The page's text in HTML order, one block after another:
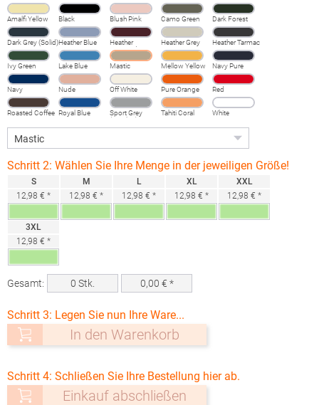
Amalfi Yellow Black Blush Pink Camo Green Dark Forest
Dark Grey (Solid)Heather Blue
Heather
Burgundy
Heather Grey
Fog
Heather Tarmac
Ivy Green Lake Blue Mastic Mellow Yellow Navy Pure
Navy Nude Off White Pure Orange Red
Roasted Coffee Royal Blue
Sport Grey
(Heather)
Tahiti Coral White
Schritt 2: Wählen Sie Ihre Menge in der jeweiligen Größe!
S
12,98 € *
M
12,98 € *
L
12,98 € *
XL
12,98 € *
XXL
12,98 € *
3XL
12,98 € *
Gesamt: 0 Stk. 0,00 € *
Schritt 3: Legen Sie nun Ihre Ware...
In den Warenkorb
Schritt 4: Schließen Sie Ihre Bestellung hier ab.
Einkauf abschließen